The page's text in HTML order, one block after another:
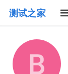
测试之家